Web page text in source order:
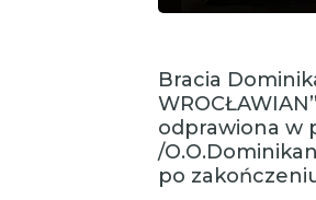
Bracia
odprawiona w
/
po